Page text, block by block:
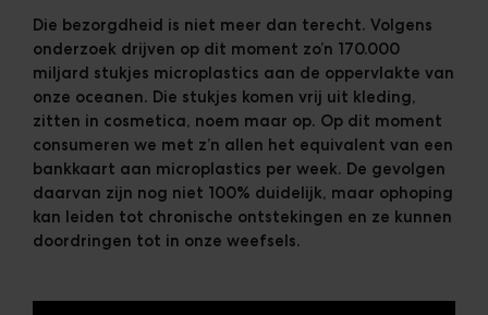
Die bezorgdheid is niet meer dan terecht. Volgens
onderzoek drijven op dit moment zo’n 170.000
miljard stukjes microplastics aan de oppervlakte van
onze oceanen. Die stukjes komen vrij uit kleding,
zitten in cosmetica, noem maar op. Op dit moment
consumeren we met z’n allen het equivalent van een
bankkaart aan microplastics per week. De gevolgen
daarvan zijn nog niet 100% duidelijk, maar ophoping
kan leiden tot chronische ontstekingen en ze kunnen
doordringen tot in onze weefsels.